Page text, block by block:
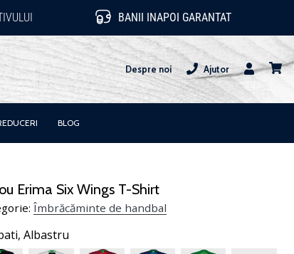
BANII INAPOI GARANTAT
Despre noi
Ajutor
Utilizator
BLOG
Erima Six Wings T-Shirt
Îmbrăcăminte de handbal
Albastru